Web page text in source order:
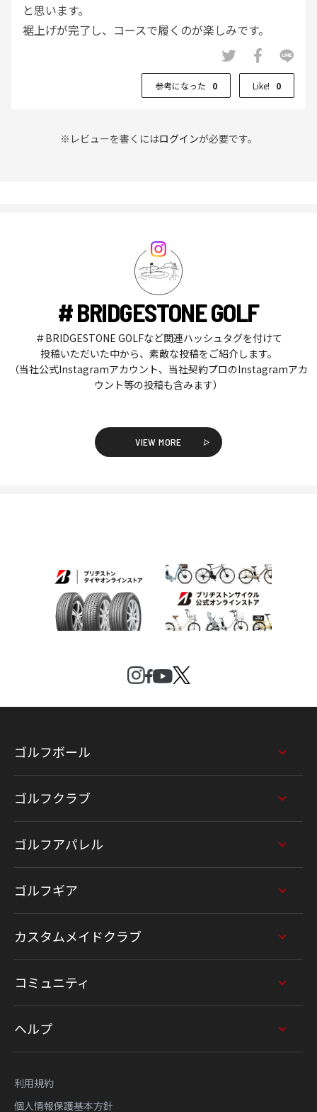
と思います。
裾上げが完了し、コースで履くのが楽しみです。
参考になった 0 Like! 0
※レビューを書くにはログインが必要です。
# BRIDGESTONE GOLF
＃BRIDGESTONE GOLFなど関連ハッシュタグを付けて
投稿いただいた中から、素敵な投稿をご紹介します。
（当社公式Instagramアカウント、当社契約プロのInstagramアカ
ウント等の投稿も含みます）
VIEW MORE
ゴルフボール
ゴルフクラブ
ゴルフアパレル
ゴルフギア
カスタムメイドクラブ
コミュニティ
ヘルプ
利用規約
個人情報保護基本方針